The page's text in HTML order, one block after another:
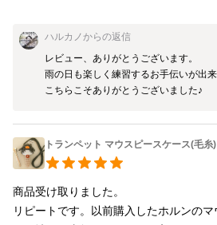
ハルカノからの返信
レビュー、ありがとうございます。
雨の日も楽しく練習するお手伝いが出来
こちらこそありがとうございました♪
トランペット マウスピースケース(毛
商品受け取りました。
リピートです。以前購入したホルンの